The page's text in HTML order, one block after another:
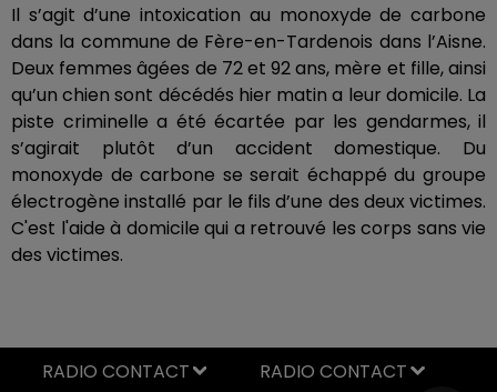
Il s’agit d’une intoxication au monoxyde de carbone
dans la commune de Fère-en-Tardenois dans l’Aisne.
Deux femmes âgées de 72 et 92 ans, mère et fille, ainsi
qu’un chien sont décédés hier matin a leur domicile. La
piste criminelle a été écartée par les gendarmes, il
s’agirait plutôt d’un accident domestique. Du
monoxyde de carbone se serait échappé du groupe
électrogène installé par le fils d’une des deux victimes.
C'est l'aide à domicile qui a retrouvé les corps sans vie
des victimes.
RADIO CONTACT